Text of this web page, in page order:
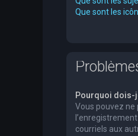
Que sont les
Pourquoi dois-
Vous pouvez ne
courriels aux